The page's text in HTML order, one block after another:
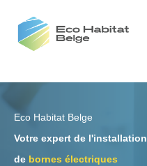
Eco Habitat Belge
Votre expert de l'installation
de bornes électriques